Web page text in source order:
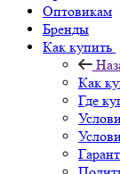
Оптовикам
Бренды
Как купить
Как
Где